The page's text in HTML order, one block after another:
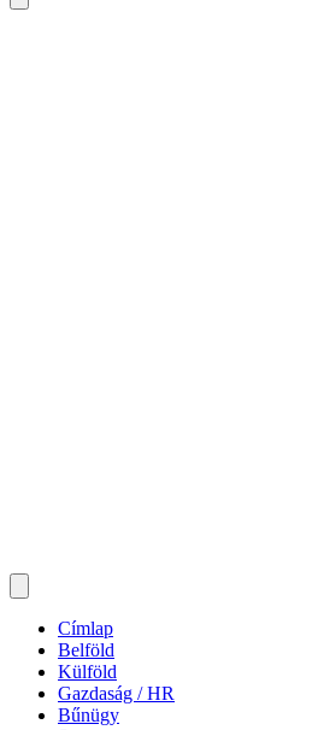
Címlap
Belföld
Külföld
Gazdaság / HR
Bűnügy